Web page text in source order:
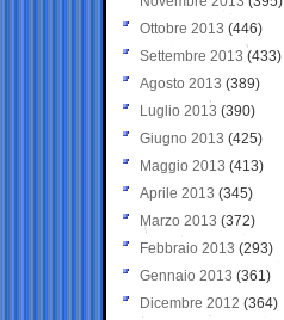
Ottobre 2013 (446)
Settembre 2013 (433)
Agosto 2013 (389)
Luglio 2013 (390)
Giugno 2013 (425)
Maggio 2013 (413)
Aprile 2013 (345)
Marzo 2013 (372)
Febbraio 2013 (293)
Gennaio 2013 (361)
Dicembre 2012 (364)